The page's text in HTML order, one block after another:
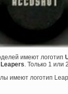
имеют логотип
Leapers. Только 1 или
имеют логотип